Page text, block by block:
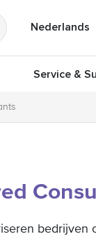
Nederlands
Service &
bedrijven